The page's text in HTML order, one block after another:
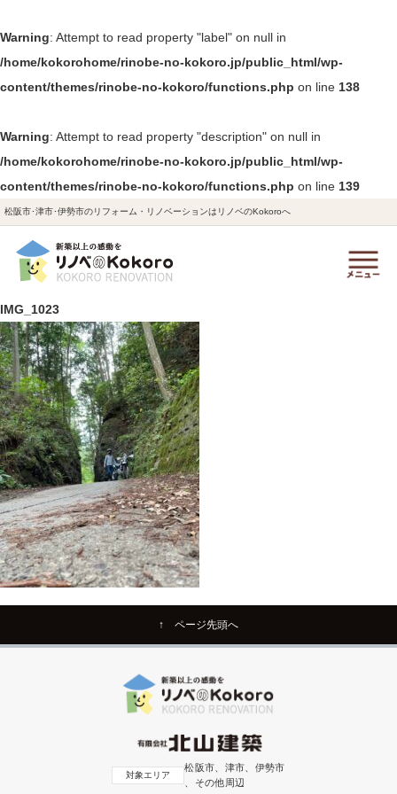
Warning: Attempt to read property "label" on null in
/home/kokorohome/rinobe-no-kokoro.jp/public_html/wp-
content/themes/rinobe-no-kokoro/functions.php on line 138
Warning: Attempt to read property "description" on null in
/home/kokorohome/rinobe-no-kokoro.jp/public_html/wp-
content/themes/rinobe-no-kokoro/functions.php on line 139
松阪市･津市･伊勢市のリフォーム・リノベーションはリノベのKokoroへ
IMG_1023
↑ ページ先頭へ
対象エリア
松阪市、津市、伊勢市
、その他周辺